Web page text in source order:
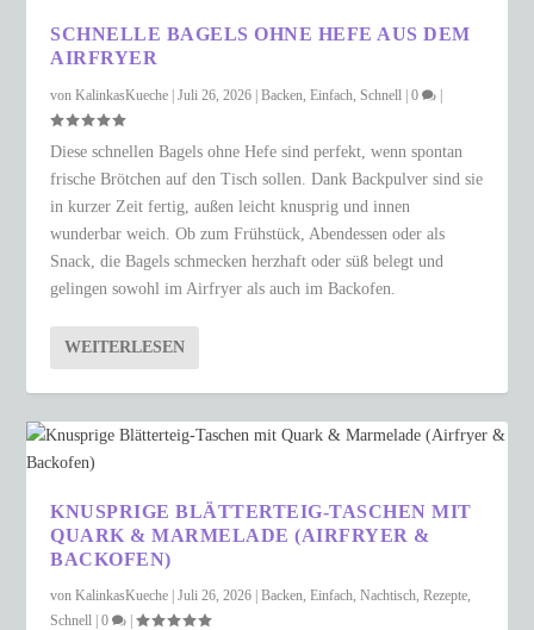
SCHNELLE BAGELS OHNE HEFE AUS DEM
AIRFRYER
vonKalinkasKueche |Juli 26, 2026 |Backen,Einfach,Schnell |0
Diese schnellen Bagels ohne Hefe sind perfekt, wenn spontan
frische Brötchen auf den Tisch sollen. Dank Backpulver sind sie
in kurzer Zeit fertig, außen leicht knusprig und innen
wunderbar weich. Ob zum Frühstück, Abendessen oder als
Snack, die Bagels schmecken herzhaft oder süß belegt und
gelingen sowohl im Airfryer als auch im Backofen.
WEITERLESEN
KNUSPRIGE BLÄTTERTEIG-TASCHEN MIT
QUARK & MARMELADE (AIRFRYER &
BACKOFEN)
vonKalinkasKueche |Juli 26, 2026 |Backen,Einfach,Nachtisch,Rezepte,
Schnell |0 |